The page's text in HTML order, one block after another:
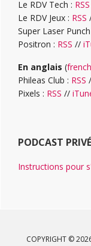
Le RDV Tech : RSS
Le RDV Jeux : RSS
Super Laser
Positron : RSS //
En anglais (
Phileas Club : RSS
Pixels : RSS //
PODCAST
Instructions pour
COPYRIGHT ©